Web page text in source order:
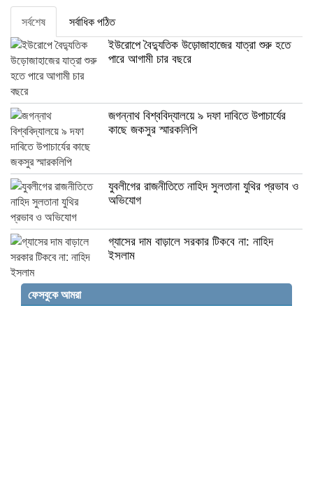
সর্বশেষ
সর্বাধিক পঠিত
ইউরোপে বৈদ্যুতিক উড়োজাহাজের যাত্রা শুরু হতে
পারে আগামী চার বছরে
জগন্নাথ বিশ্ববিদ্যালয়ে ৯ দফা দাবিতে উপাচার্যের
কাছে জকসুর স্মারকলিপি
যুবলীগের রাজনীতিতে নাহিদ সুলতানা যুথির প্রভাব ও
অভিযোগ
গ্যাসের দাম বাড়ালে সরকার টিকবে না: নাহিদ
ইসলাম
ফেসবুকে আমরা